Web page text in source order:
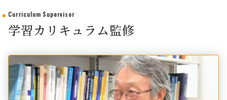
Curriculum Supervisor
学習カリキュラム監修